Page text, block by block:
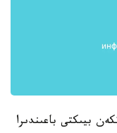
بيىكتى باعىندىرا